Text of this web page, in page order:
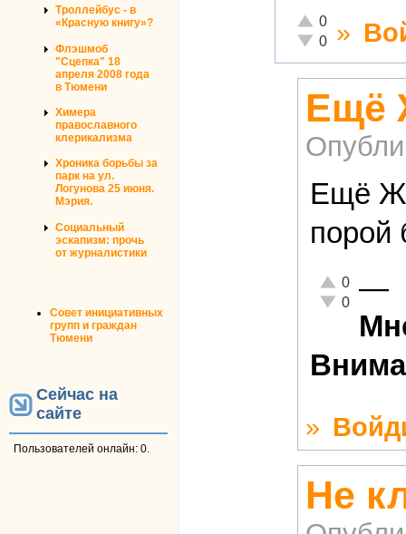
Троллейбус - в
«Красную книгу»?
Флэшмоб
"Сцепка" 18
апреля 2008 года
в Тюмени
Химера
православного
клерикализма
Хроника борьбы за
парк на ул.
Логунова 25 июня.
Мэрия.
Социальный
эскапизм: прочь
от журналистики
Совет инициативных
групп и граждан
Тюмени
Сейчас на
сайте
Пользователей онлайн: 0.
Отлично!
0
Неадекватно!
0 »
Ещё
Ещё
порой
Отлично!
0
Неадекватно!
0 —
»
Не